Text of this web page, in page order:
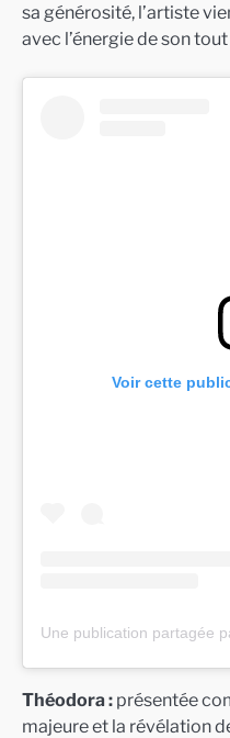
sa générosité, l’artiste
avec l’énergie de son
Voir cette
Théodora : présentée
majeure et la révélation